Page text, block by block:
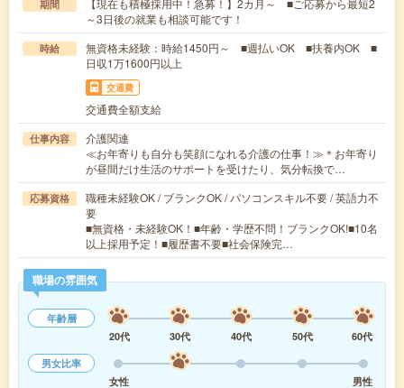
期間
～3日後の就業も相談可能です！
時給
無資格未経験：時給1450円～ ■週払いOK ■扶養内OK ■
日収1万1600円以上
交通費
交通費全額支給
仕事内容
介護関連
≪お年寄りも自分も笑顔になれる介護の仕事！≫＊お年寄り
が昼間だけ生活のサポートを受けたり、気分転換で…
応募資格
職種未経験OK / ブランクOK / パソコンスキル不要 / 英語力不
要
■無資格・未経験OK！■年齢・学歴不問！ブランクOK!■10名
以上採用予定！■履歴書不要■社会保険完…
職場の雰囲気
年齢層
20代
30代 40代 50代
60代
男女比率
女性
男性